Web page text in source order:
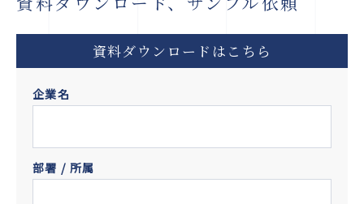
資料ダウンロードはこちら
企業名
部署 / 所属